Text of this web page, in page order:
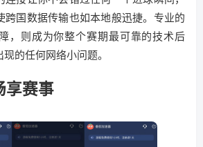
跨国数据传输也如本地般迅捷。专业的
，则成为你整个赛期最可靠的技术后
的任何网络小问题。
享赛事